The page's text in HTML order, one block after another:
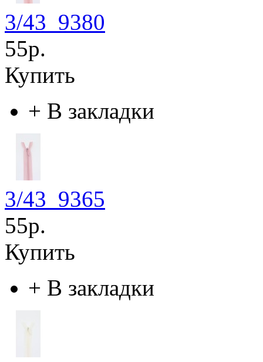
3/43_9380
55р.
Купить
+ В закладки
3/43_9365
55р.
Купить
+ В закладки